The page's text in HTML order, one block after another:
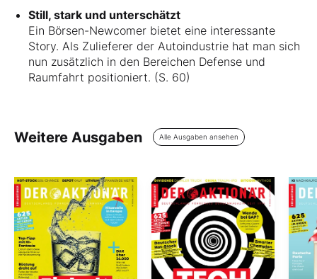
Still, stark und unterschätzt
Ein Börsen-Newcomer bietet eine interessante
Story. Als Zulieferer der Autoindustrie hat man sich
nun zusätzlich in den Bereichen Defense und
Raumfahrt positioniert. (S. 60)
Weitere Ausgaben Alle Ausgaben ansehen